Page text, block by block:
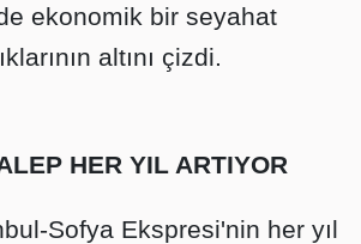
ekonomik bir seyahat
altını çizdi.
HER YIL ARTIYOR
Sofya Ekspresi'nin her yıl